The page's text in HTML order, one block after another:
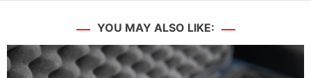
YOU MAY ALSO LIKE: